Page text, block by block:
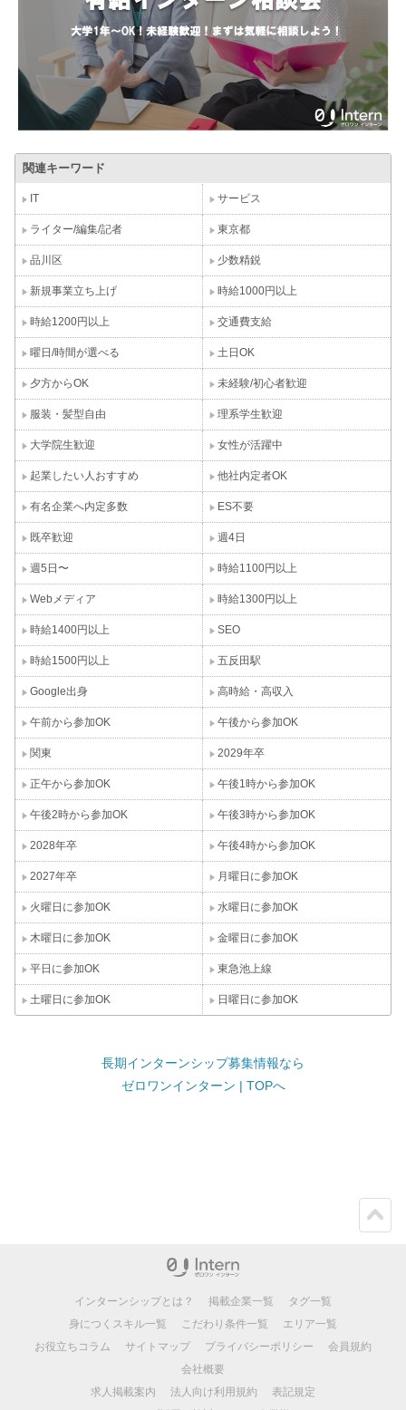
関連キーワード
IT サービス
ライター/編集/記者 東京都
品川区 少数精鋭
新規事業立ち上げ 時給1000円以上
時給1200円以上 交通費支給
曜日/時間が選べる 土日OK
夕方からOK 未経験/初心者歓迎
服装・髪型自由 理系学生歓迎
大学院生歓迎 女性が活躍中
起業したい人おすすめ 他社内定者OK
有名企業へ内定多数 ES不要
既卒歓迎 週4日
週5日〜 時給1100円以上
Webメディア 時給1300円以上
時給1400円以上 SEO
時給1500円以上 五反田駅
Google出身 高時給・高収入
午前から参加OK 午後から参加OK
関東 2029年卒
正午から参加OK 午後1時から参加OK
午後2時から参加OK 午後3時から参加OK
2028年卒 午後4時から参加OK
2027年卒 月曜日に参加OK
火曜日に参加OK 水曜日に参加OK
木曜日に参加OK 金曜日に参加OK
平日に参加OK 東急池上線
土曜日に参加OK 日曜日に参加OK
長期インターンシップ募集情報なら
ゼロワンインターン | TOPへ
インターンシップとは？ 掲載企業一覧
タグ一覧
身につくスキル一覧
こだわり条件一覧
エリア一覧
お役立ちコラム
サイトマップ プライバシーポリシー
会員規約
会社概要
求人掲載案内
法人向け利用規約
表記規定